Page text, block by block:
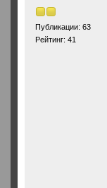
Публикации: 63
Рейтинг: 41